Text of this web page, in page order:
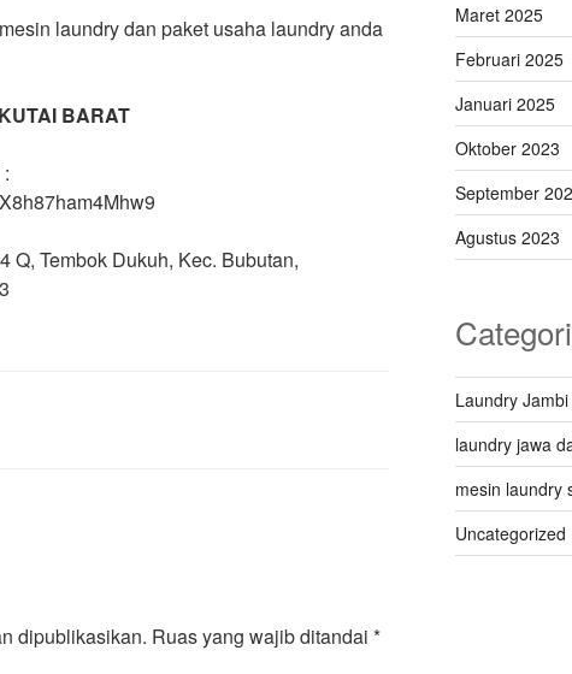
laundry dan paket usaha laundry anda
BARAT
Q, Tembok Dukuh, Kec. Bubutan,
dipublikasikan. Ruas yang wajib ditandai *
Maret 2025
Februari 2025
Januari 2025
Oktober 2023
September
Agustus 2023
Laundry Jambi
laundry jawa
mesin laundry
Uncategorized